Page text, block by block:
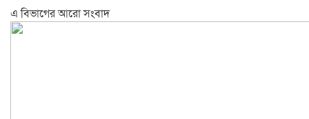
এ বিভাগের আরো সংবাদ